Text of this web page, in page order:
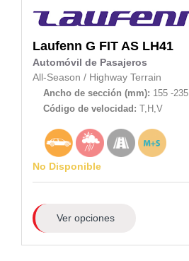
Laufenn G FIT AS LH41
Automóvil de Pasajeros
All-Season / Highway Terrain
Ancho de sección (mm): 155 -235
Código de velocidad: T,H,V
No Disponible
Ver opciones